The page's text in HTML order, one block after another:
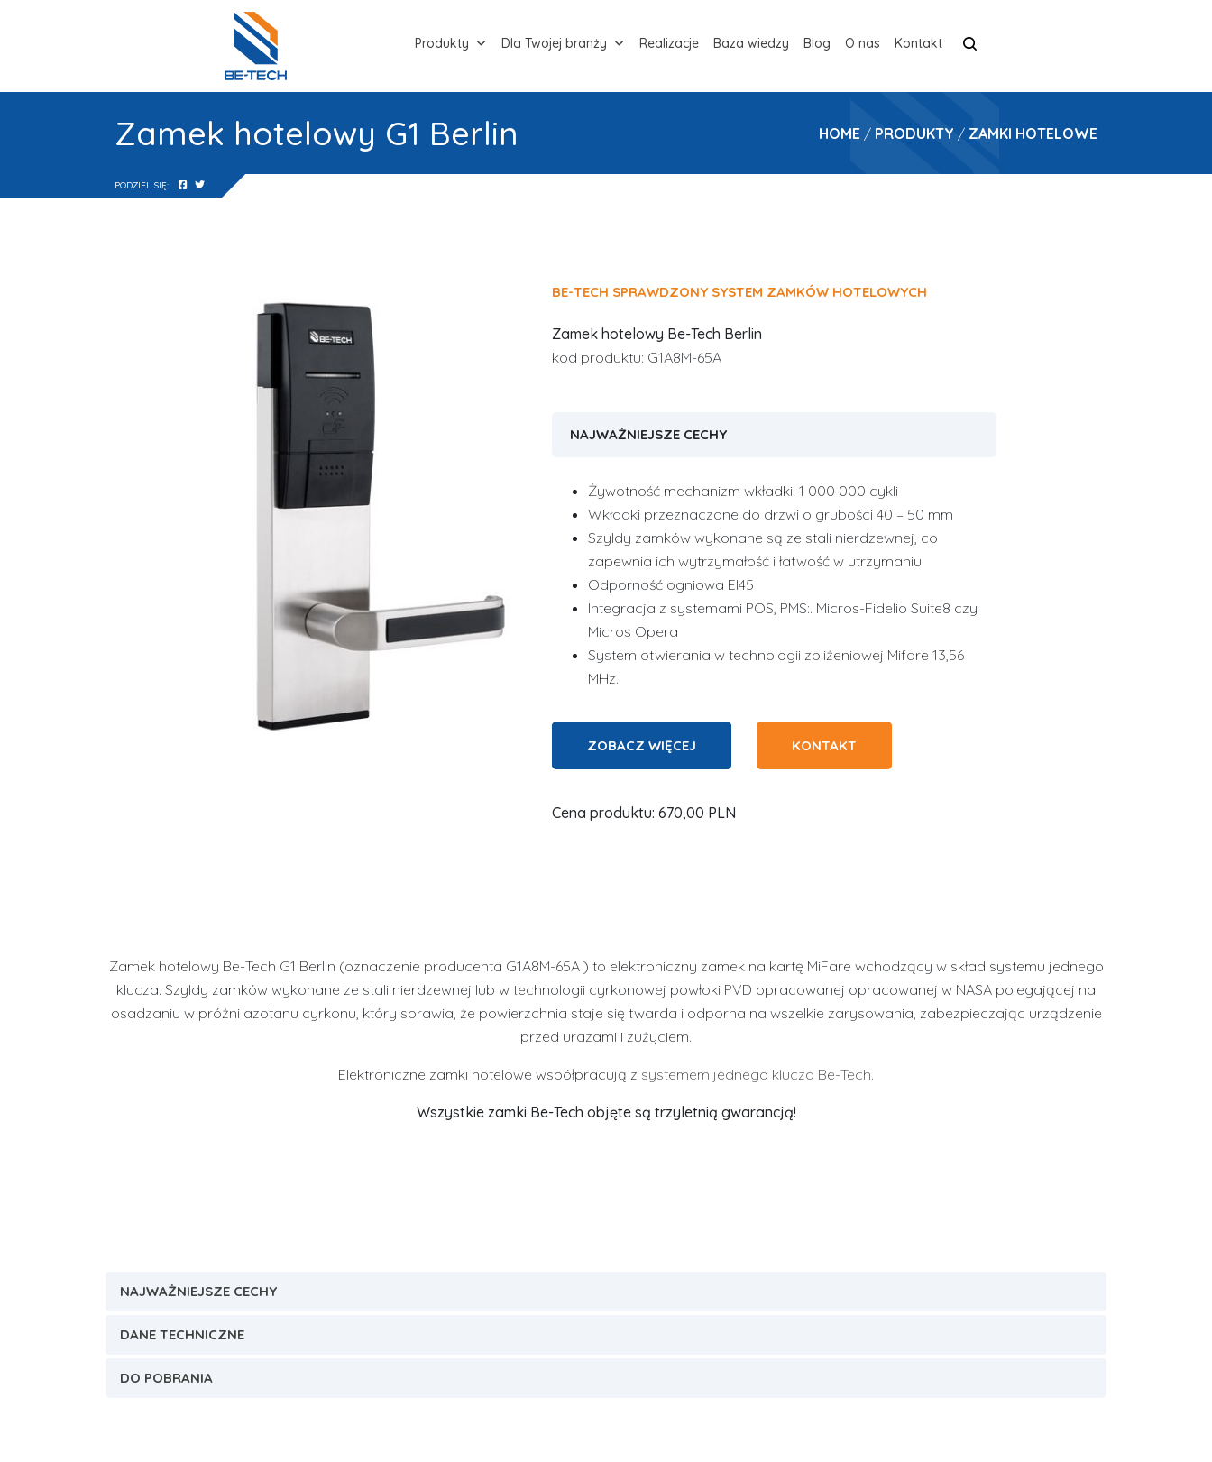
Produkty Dla Twojej branży Realizacje Baza wiedzy Blog O nas Kontakt
Zamek hotelowy G1 Berlin HOME/ PRODUKTY / ZAMKI HOTELOWE
PODZIEL SIĘ:
BE-TECH SPRAWDZONY SYSTEM ZAMKÓW HOTELOWYCH
Zamek hotelowy Be-Tech Berlin
kod produktu: G1A8M-65A
NAJWAŻNIEJSZE CECHY
Żywotność mechanizm wkładki: 1 000 000 cykli
Wkładki przeznaczone do drzwi o grubości 40 – 50 mm
Szyldy zamków wykonane są ze stali nierdzewnej, co
zapewnia ich wytrzymałość i łatwość w utrzymaniu
Odporność ogniowa EI45
Integracja z systemami POS, PMS:. Micros-Fidelio Suite8 czy
Micros Opera
System otwierania w technologii zbliżeniowej Mifare 13,56
MHz.
ZOBACZ WIĘCEJ KONTAKT
Cena produktu: 670,00 PLN
Zamek hotelowy Be-Tech G1 Berlin (oznaczenie producenta G1A8M-65A ) to elektroniczny zamek na kartę MiFare wchodzący w skład systemu jednego
klucza. Szyldy zamków wykonane ze stali nierdzewnej lub w technologii cyrkonowej powłoki PVD opracowanej opracowanej w NASA polegającej na
osadzaniu w próżni azotanu cyrkonu, który sprawia, że powierzchnia staje się twarda i odporna na wszelkie zarysowania, zabezpieczając urządzenie
przed urazami i zużyciem.
Elektroniczne zamki hotelowe współpracują z systemem jednego klucza Be-Tech.
Wszystkie zamki Be-Tech objęte są trzyletnią gwarancją!
NAJWAŻNIEJSZE CECHY
DANE TECHNICZNE
DO POBRANIA